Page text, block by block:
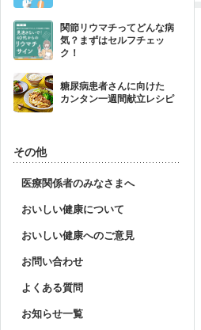
関節リウマチってどんな病
気？まずはセルフチェッ
ク！
糖尿病患者さんに向けた
カンタン一週間献立レシピ
その他
医療関係者のみなさまへ
おいしい健康について
おいしい健康へのご意見
お問い合わせ
よくある質問
お知らせ一覧